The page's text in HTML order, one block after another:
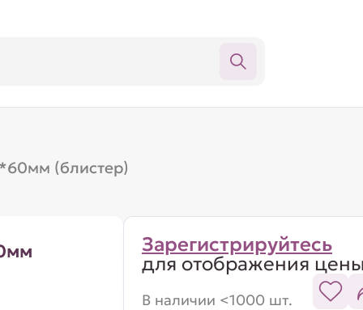
(блистер)
Зарегистрируйтесь
для отображения
В наличии <1000 шт.